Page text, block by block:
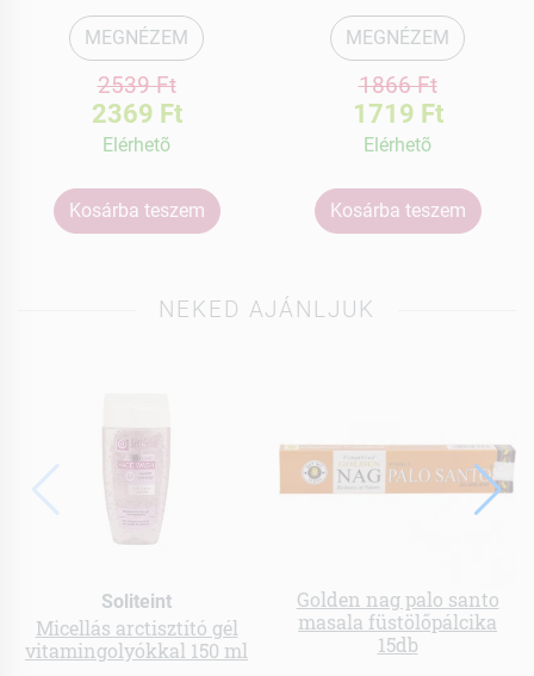
MEGNÉZEM
2539 Ft
2369 Ft
Elérhetõ
Kosárba teszem
MEGNÉZEM
1866 Ft
1719 Ft
Elérhetõ
Kosárba teszem
NEKED AJÁNLJUK
Soliteint
Micellás arctisztító gél
vitamingolyókkal 150 ml
Golden nag palo santo
masala füstölőpálcika
15db